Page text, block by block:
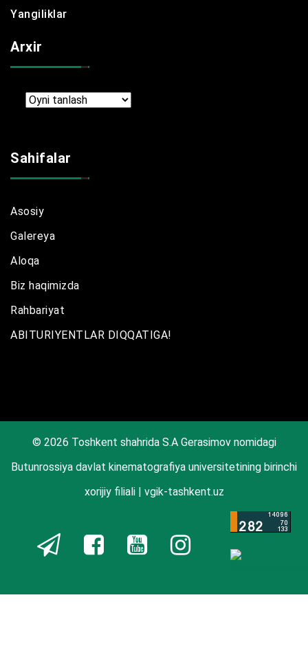
Yangiliklar
Arxir
Arxir
Sahifalar
Asosiy
Galereya
Aloqa
Biz haqimizda
Rahbariyat
ABITURIYENTLAR DIQQATIGA!
© 2026 Toshkent shahrida S.A Gerasimov nomidagi
Butunrossiya davlat kinematografiya universitetining birinchi
xorijiy filiali | vgik-tashkent.uz